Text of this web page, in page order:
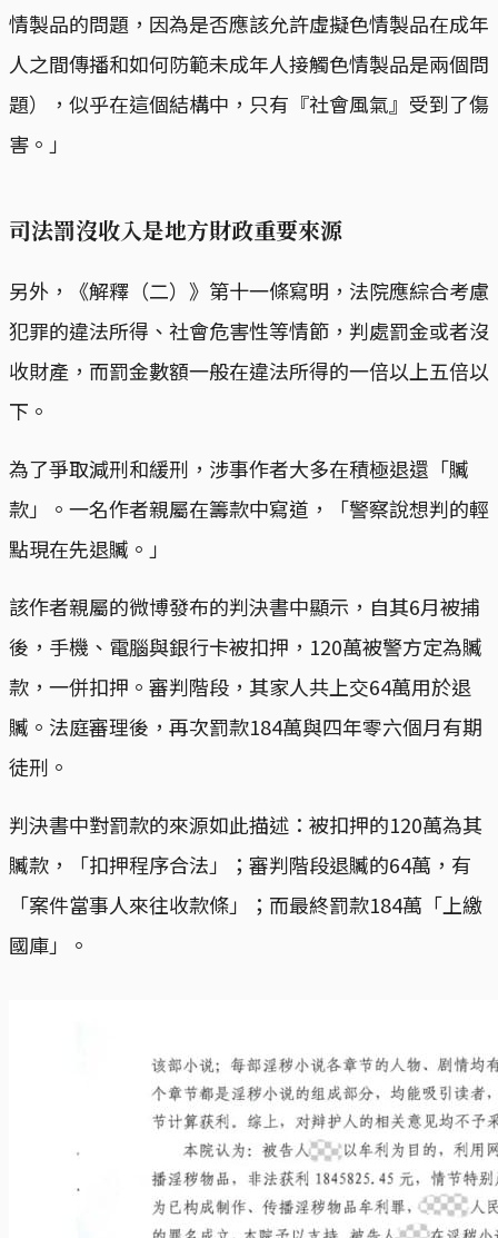
情製品的問題，因為是否應該允許虛擬色情製品在成年
人之間傳播和如何防範未成年人接觸色情製品是兩個問
題），似乎在這個結構中，只有『社會風氣』受到了傷
害。」
司法罰沒收入是地方財政重要來源
另外，《解釋（二）》第十一條寫明，法院應綜合考慮
犯罪的違法所得、社會危害性等情節，判處罰金或者沒
收財產，而罰金數額一般在違法所得的一倍以上五倍以
下。
為了爭取減刑和緩刑，涉事作者大多在積極退還「贓
款」。一名作者親屬在籌款中寫道，「警察說想判的輕
點現在先退贓。」
該作者親屬的微博發布的判決書中顯示，自其6月被捕
後，手機、電腦與銀行卡被扣押，120萬被警方定為贓
款，一併扣押。審判階段，其家人共上交64萬用於退
贓。法庭審理後，再次罰款184萬與四年零六個月有期
徒刑。
判決書中對罰款的來源如此描述：被扣押的120萬為其
贓款，「扣押程序合法」；審判階段退贓的64萬，有
「案件當事人來往收款條」；而最終罰款184萬「上繳
國庫」。